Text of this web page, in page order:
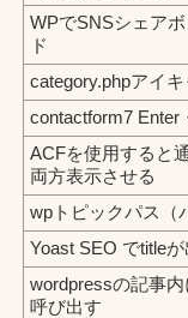
WPでSNSシェア
ド
category.phpアイ
contactform7 Enter
ACFを使用すると
両方表示させる
wpトピックパス（
Yoast SEO でtitle
wordpressの記事
呼び出す